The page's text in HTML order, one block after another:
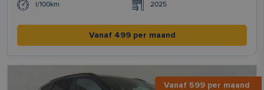
l/100km 2025
Vanaf 499 per maand
Vanaf 599 per maand